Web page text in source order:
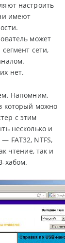
настроить
имеют
может
сети,
нет.
Напомним,
который можно
с этим
несколько и
FAT32, NTFS,
чтение, так и
хабом.